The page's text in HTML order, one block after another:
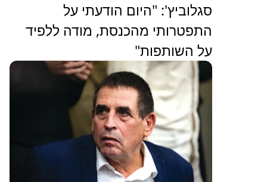
סגלוביץ': "היום הודעתי על
התפטרותי מהכנסת, מודה ללפיד
על השותפות"